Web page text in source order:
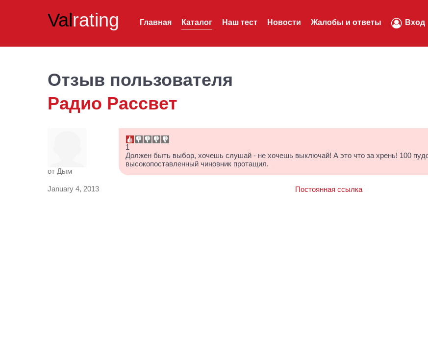
Valrating Главная Каталог Наш тест Новости Жалобы и ответы Вход
Отзыв пользователя
Радио Рассвет
от Дым
January 4, 2013
1
Должен быть выбор, хочешь слушай - не хочешь выключай! А это что за хрень! 100
высокопоставленный чиновник протащил.
Постоянная ссылка